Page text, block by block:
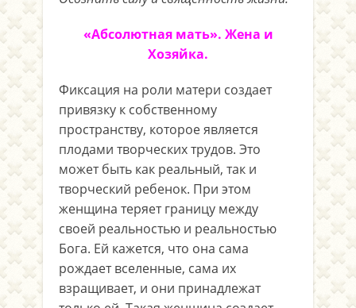
«Абсолютная мать». Жена и
Хозяйка.
Фиксация на роли матери создает
привязку к собственному
пространству, которое является
плодами творческих трудов. Это
может быть как реальный, так и
творческий ребенок. При этом
женщина теряет границу между
своей реальностью и реальностью
Бога. Ей кажется, что она сама
рождает вселенные, сама их
взращивает, и они принадлежат